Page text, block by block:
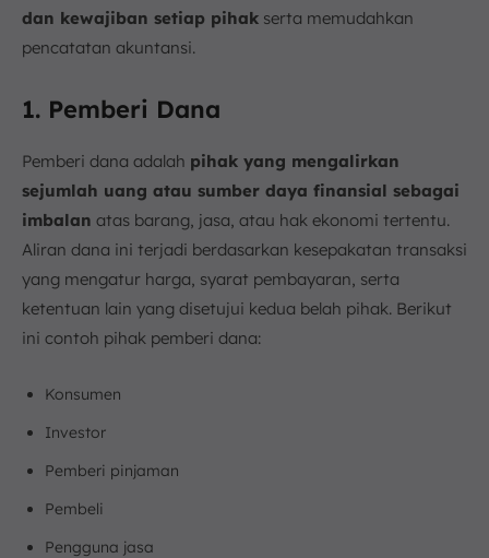
dan kewajiban setiap pihak serta memudahkan
pencatatan akuntansi.
1. Pemberi Dana
Pemberi dana adalah pihak yang mengalirkan
sejumlah uang atau sumber daya finansial sebagai
imbalan atas barang, jasa, atau hak ekonomi tertentu.
Aliran dana ini terjadi berdasarkan kesepakatan transaksi
yang mengatur harga, syarat pembayaran, serta
ketentuan lain yang disetujui kedua belah pihak. Berikut
ini contoh pihak pemberi dana:
Konsumen
Investor
Pemberi pinjaman
Pembeli
Pengguna jasa